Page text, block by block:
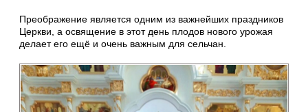
Преображение является одним из важнейших праздников
Церкви, а освящение в этот день плодов нового урожая
делает его ещё и очень важным для сельчан.